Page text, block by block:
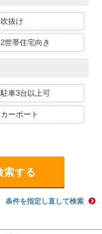
吹抜け
2世帯住宅向き
駐車3台以上可
カーポート
条件を指定し直して検索